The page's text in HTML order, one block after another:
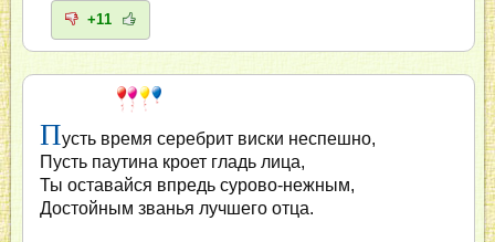
+11
Пусть время серебрит виски неспешно,
Пусть паутина кроет гладь лица,
Ты оставайся впредь сурово-нежным,
Достойным званья лучшего отца.